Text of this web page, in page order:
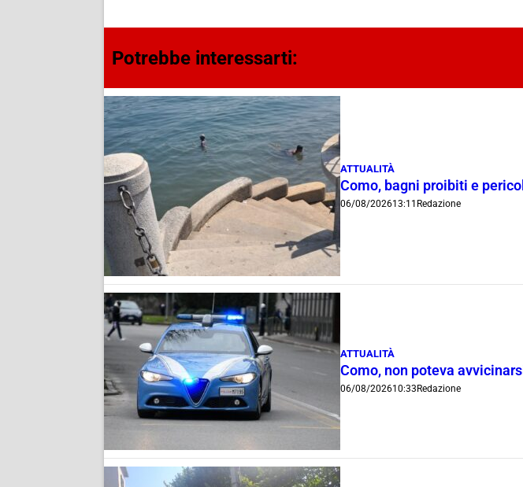
Potrebbe interessarti:
ATTUALITÀ
Como, bagni proibiti e
06/08/202613:11 Redazione
ATTUALITÀ
Como, non poteva
06/08/202610:33 Redazione